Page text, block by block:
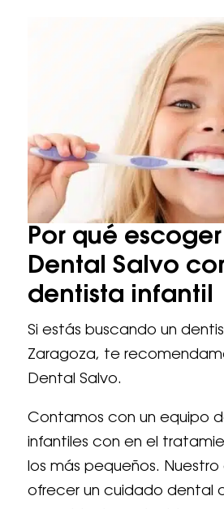
Por qué
Dental Salvo
dentista infantil
Si estás buscando un
Zaragoza, te
Dental Salvo.
Contamos con un equipo
infantiles con en el
los más pequeños.
ofrecer un cuidado dental